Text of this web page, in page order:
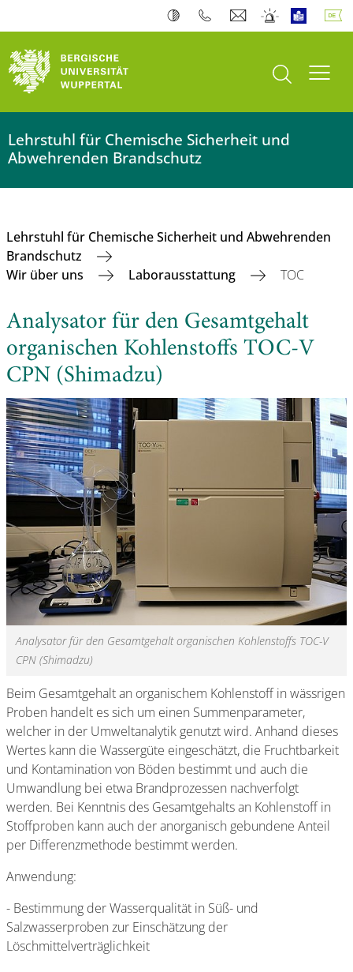
Suche öffnen
Lehrstuhl für Chemische Sicherheit und
Abwehrenden Brandschutz
Lehrstuhl für Chemische Sicherheit und Abwehrenden
Brandschutz
Wir über uns
Laborausstattung TOC
Analysator für den Gesamtgehalt
organischen Kohlenstoffs TOC-V
CPN (Shimadzu)
Analysator für den Gesamtgehalt organischen Kohlenstoffs TOC-V
CPN (Shimadzu)
Beim Gesamtgehalt an organischem Kohlenstoff in wässrigen
Proben handelt es sich um einen Summenparameter,
welcher in der Umweltanalytik genutzt wird. Anhand dieses
Wertes kann die Wassergüte eingeschätzt, die Fruchtbarkeit
und Kontamination von Böden bestimmt und auch die
Umwandlung bei etwa Brandprozessen nachverfolgt
werden. Bei Kenntnis des Gesamtgehalts an Kohlenstoff in
Stoffproben kann auch der anorganisch gebundene Anteil
per Differenzmethode bestimmt werden.
Anwendung:
- Bestimmung der Wasserqualität in Süß- und
Salzwasserproben zur Einschätzung der
Löschmittelverträglichkeit